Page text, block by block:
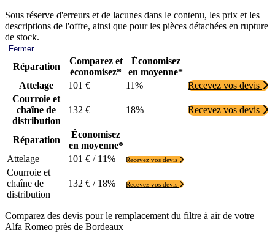
Sous réserve d'erreurs et de lacunes dans le contenu, les prix et les
descriptions de l'offre, ainsi que pour les pièces détachées en rupture
de stock.
Fermer
Réparation
Comparez et
économisez*
Économisez
en moyenne*
Attelage
101 € 11%
Recevez vos devis
Courroie et
chaîne de
distribution
132 € 18% Recevez vos devis
Réparation
Économisez
en moyenne*
Attelage
101 € / 11% Recevez vos devis
Courroie et
chaîne de
distribution
132 € / 18% Recevez vos devis
Comparez des devis pour le remplacement du filtre à air de votre
Alfa Romeo près de Bordeaux